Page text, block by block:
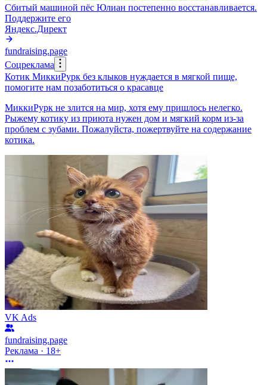
Сбитый машиной пёс Юлиан постепенно восстанавливается.
Поддержите его
Яндекс.Директ
fundraising.page
Соцреклама
Котик МиккиРурк без клыков нуждается в мягкой пище,
помогите нам позаботиться о красавце
МиккиРурк не злится на мир, хотя ему пришлось нелегко.
Рыжему котику из приюта нужен дом и мягкий корм из-за
проблем с зубами. Пожалуйста, пожертвуйте на содержание
котика.
VK Ads
fundraising.page
Реклама · 18+